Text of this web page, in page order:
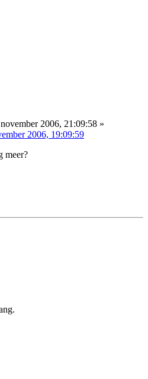
2006, 21:09:58 »
2006, 19:09:59
meer?